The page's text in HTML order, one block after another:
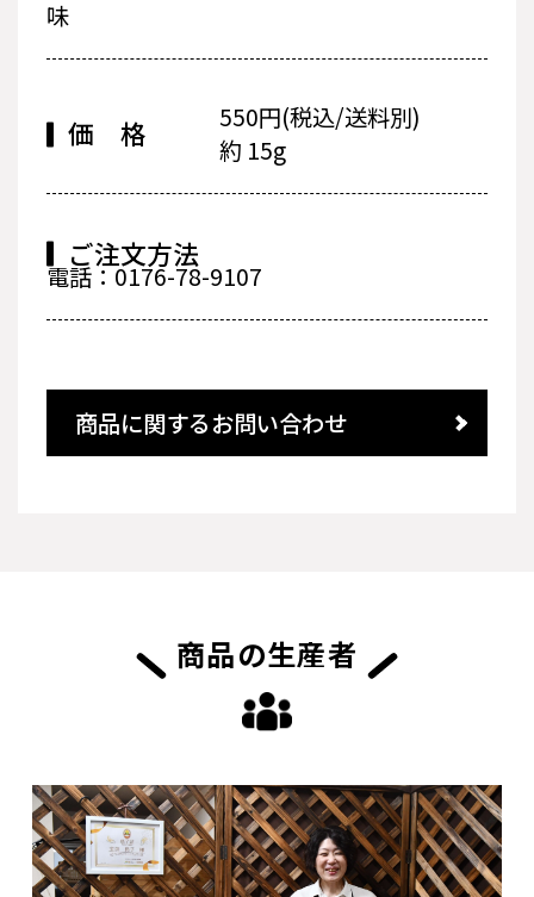
味
価 格
550円(税込/送料別)
約 15g
ご注文方法
電話：0176-78-9107
商品に関するお問い合わせ
商品の生産者